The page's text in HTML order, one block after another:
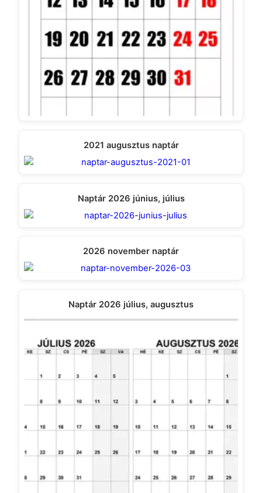
2021 augusztus naptár
Naptár 2026 június, július
2026 november naptár
Naptár 2026 július, augusztus